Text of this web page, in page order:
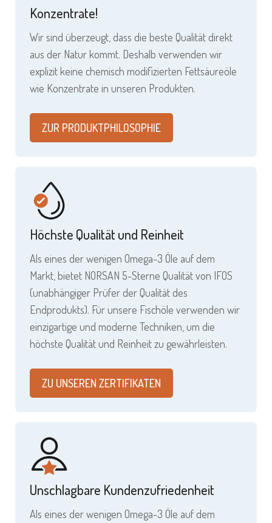
Konzentrate!
Wir sind überzeugt, dass die beste Qualität direkt
aus der Natur kommt. Deshalb verwenden wir
explizit keine chemisch modifizierten Fettsäureöle
wie Konzentrate in unseren Produkten.
ZUR PRODUKTPHILOSOPHIE
Höchste Qualität und Reinheit
Als eines der wenigen Omega-3 Öle auf dem
Markt, bietet NORSAN 5-Sterne Qualität von IFOS
(unabhängiger Prüfer der Qualität des
Endprodukts). Für unsere Fischöle verwenden wir
einzigartige und moderne Techniken, um die
höchste Qualität und Reinheit zu gewährleisten.
ZU UNSEREN ZERTIFIKATEN
Unschlagbare Kundenzufriedenheit
Als eines der wenigen Omega-3 Öle auf dem